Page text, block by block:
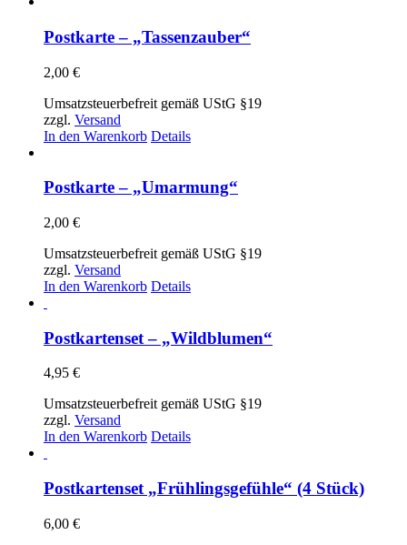
Postkarte – „Tassenzauber“
2,00 €
Umsatzsteuerbefreit gemäß UStG §19
zzgl. Versand
In den Warenkorb Details
Postkarte – „Umarmung“
2,00 €
Umsatzsteuerbefreit gemäß UStG §19
zzgl. Versand
In den Warenkorb Details
Postkartenset – „Wildblumen“
4,95 €
Umsatzsteuerbefreit gemäß UStG §19
zzgl. Versand
In den Warenkorb Details
Postkartenset „Frühlingsgefühle“ (4 Stück)
6,00 €